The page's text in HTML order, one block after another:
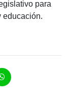
para
educación.